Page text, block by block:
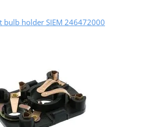
bulb holder SIEM 246472000